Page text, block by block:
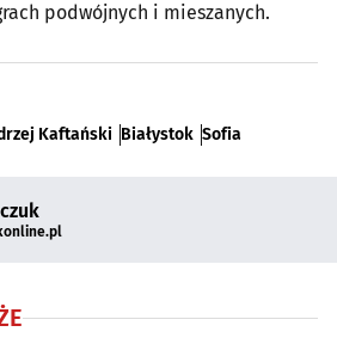
podwójnych i mieszanych.
Kaftański Białystok Sofia